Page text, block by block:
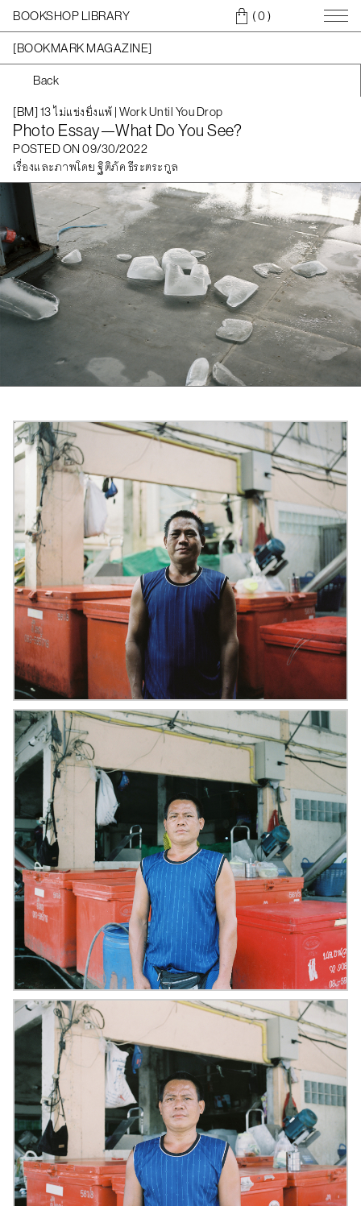
BOOKSHOP LIBRARY ( 0)
[BOOKMARK MAGAZINE]
Back
[BM] 13 ไม่แข่งยิ่งแพ้ | Work Until You Drop
Photo Essay—What Do You See?
POSTED ON 09/30/2022
เรื่องและภาพโดย ฐิติภัค ธีระตระกูล